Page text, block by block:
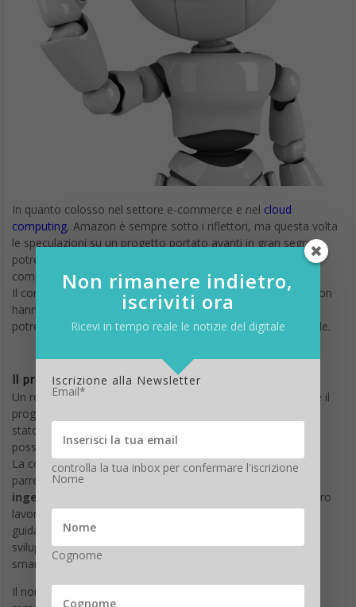
In quanto colosso nel settore e-commerce e nel cloud
computing, Amazon è sempre sotto i riflettori, ma questa volta
le speculazioni su un progetto portato avanti in gran segreto
potrebbero davvero entusiasmare sugli obiettivi futuri della
compagnia.
Il condizionale è d’obbligo, dal momento che dalla società non
hanno commentato queste dicerie, ma se fossero vere
potrebbe essere un vero salto nel buio per l’azienda di Seattle.
Il progetto “Vesta”
Un robot domestico da ospitare in casa: ecco quale sarebbe il
progetto top secret di Amazon che, secondo Bloomberg, è
stato avviato da diversi anni, ma che soltanto adesso ha la
possibilità di ingranare davvero.
La conferma per questa direzione intrapresa da Amazon
parrebbe essere la recente e massiccia
ingegneri esperti in software e robotica
, che dovrebbero
lavorare al progetto gestito da Lab126, ovvero la divisione
guidata da Gregg Zehr in Sunnyvale, che ha già curato lo
sviluppo di device noti come Echo, i TV box Fire, i tablet e lo
smartphone Fire.
Il nome in codice sarebbe “Vesta”, proprio come l’antica dea
Non rimanere indietro,
iscriviti ora
Ricevi in tempo reale le notizie del digitale
Iscrizione alla Newsletter
Email*
controlla la tua inbox per confermare l'iscrizione
Nome
Cognome